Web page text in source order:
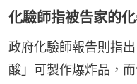
化驗師指被告家的
政府化驗師報告則指
酸」可製作爆炸品，